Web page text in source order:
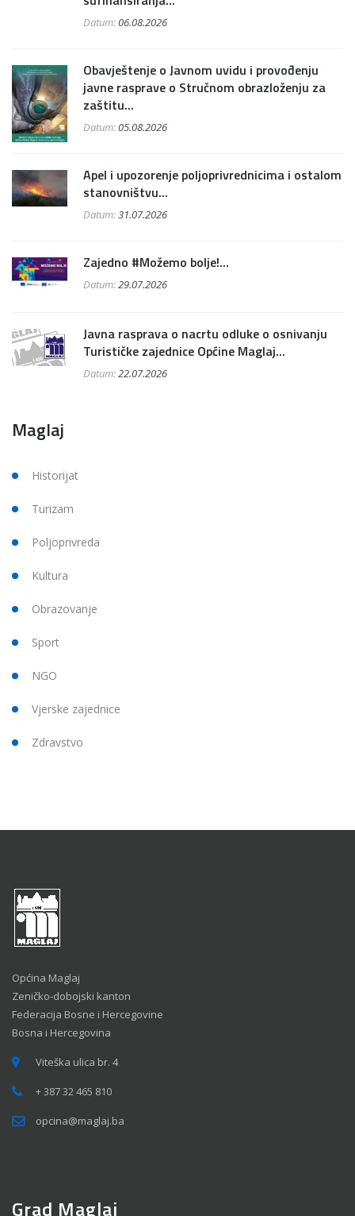
Datum:06.08.2026
Obavještenje o Javnom uvidu i provođenju
javne rasprave o Stručnom obrazloženju za
zaštitu...
Datum:05.08.2026
Apel i upozorenje poljoprivrednicima i ostalom
stanovništvu...
Datum:31.07.2026
Zajedno #Možemo bolje!...
Datum:29.07.2026
Javna rasprava o nacrtu odluke o osnivanju
Turističke zajednice Općine Maglaj...
Datum:22.07.2026
Maglaj
Historijat
Turizam
Poljoprivreda
Kultura
Obrazovanje
Sport
NGO
Vjerske zajednice
Zdravstvo
Općina Maglaj
Zeničko-dobojski kanton
Federacija Bosne i Hercegovine
Bosna i Hercegovina
Viteška ulica br. 4
+ 387 32 465 810
opcina@maglaj.ba
Grad Maglaj